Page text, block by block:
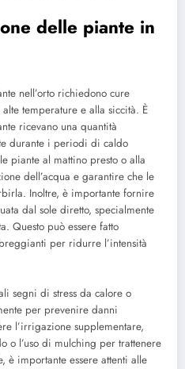
delle piante in
nell’orto richiedono cure
temperature e alla siccità. È
ricevano una quantità
durante i periodi di caldo
piante al mattino presto o alla
dell’acqua e garantire che le
Inoltre, è importante fornire
dal sole diretto, specialmente
Questo può essere fatto
per ridurre l’intensità
segni di stress da calore o
per prevenire danni
l’irrigazione supplementare,
o l’uso di mulching per trattenere
è importante essere attenti alle